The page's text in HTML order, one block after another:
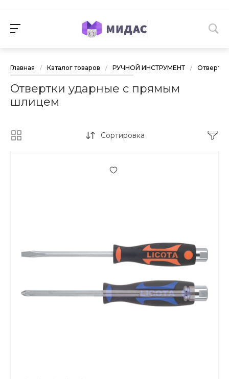
Главная / Каталог товаров / РУЧНОЙ ИНСТРУМЕНТ / Отвертки
Отвертки ударные с прямым
шлицем
Сортировка